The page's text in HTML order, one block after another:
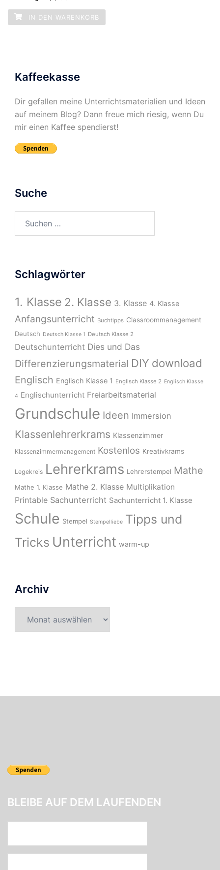
IN DEN WARENKORB
Kaffeekasse
Dir gefallen meine Unterrichtsmaterialien und Ideen
auf meinem Blog? Dann freue mich riesig, wenn Du
mir einen Kaffee spendierst!
Suche
Schlagwörter
1. Klasse 2. Klasse 3. Klasse 4. Klasse
Anfangsunterricht Buchtipps Classroommanagement
Deutsch Deutsch Klasse 1 Deutsch Klasse 2
Deutschunterricht Dies und Das
Differenzierungsmaterial DIY download
Englisch Englisch Klasse 1 Englisch Klasse 2 Englisch Klasse
4 Englischunterricht Freiarbeitsmaterial
Grundschule Ideen Immersion
Klassenlehrerkrams Klassenzimmer
Klassenzimmermanagement Kostenlos Kreativkrams
Legekreis Lehrerkrams Lehrerstempel Mathe
Mathe 1. Klasse Mathe 2. Klasse Multiplikation
Printable Sachunterricht Sachunterricht 1. Klasse
Schule Stempel Stempelliebe Tipps und
Tricks Unterricht warm-up
Archiv
BLEIBE AUF DEM LAUFENDEN